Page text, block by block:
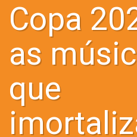
Copa
as
que